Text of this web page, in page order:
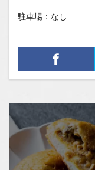
駐車場：なし